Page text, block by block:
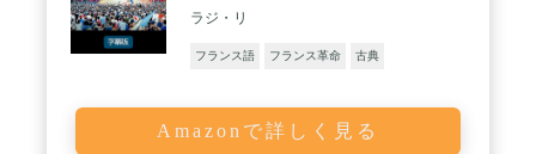
ラジ・リ
フランス語 フランス革命 古典
Amazonで詳しく見る